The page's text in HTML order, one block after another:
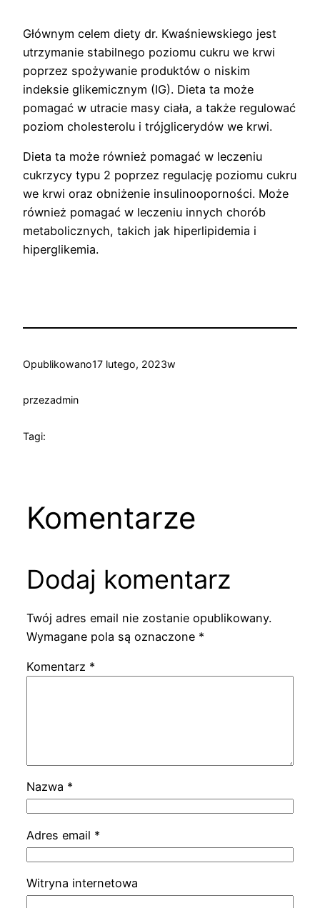
Głównym celem diety dr. Kwaśniewskiego jest
utrzymanie stabilnego poziomu cukru we krwi
poprzez spożywanie produktów o niskim
indeksie glikemicznym (IG). Dieta ta może
pomagać w utracie masy ciała, a także regulować
poziom cholesterolu i trójglicerydów we krwi.
Dieta ta może również pomagać w leczeniu
cukrzycy typu 2 poprzez regulację poziomu cukru
we krwi oraz obniżenie insulinooporności. Może
również pomagać w leczeniu innych chorób
metabolicznych, takich jak hiperlipidemia i
hiperglikemia.
Opublikowano17 lutego, 2023w
przezadmin
Tagi:
Komentarze
Dodaj komentarz
Twój adres email nie zostanie opublikowany.
Wymagane pola są oznaczone *
Komentarz *
Nazwa *
Adres email *
Witryna internetowa